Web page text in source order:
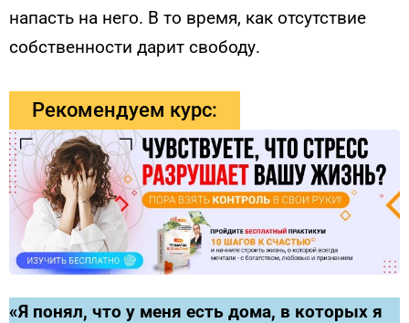
напасть на него. В то время, как отсутствие
собственности дарит свободу.
Рекомендуем курс:
«Я понял, что у меня есть дома, в которых я